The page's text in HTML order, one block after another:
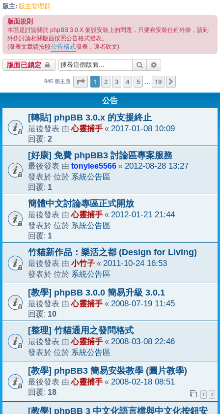
版主: 版主管理群
版面規則
本區是討論關於 phpBB 3.0.X 架設安裝上的問題，只要有安裝任何外掛，請到
外掛討論相關版面按照公告格式發表。
(發表文章請按照公告格式發表，違者砍文)
版面已鎖定 搜尋
946 個主題 第1 頁 (共 19頁)
1 2 3 4 5 … 19
公告
[轉貼] phpBB 3.0.x 的支援終止
最後發表 由心靈捕手 « 2017-01-08 10:09
回覆: 2
[好康] 免費 phpBB3 討論區專案服務
最後發表 由 tonylee5566 « 2012-08-28 13:27
發表於 位於 系統公告區
回覆: 1
簡體中文討論專區正式開放
最後發表 由心靈捕手 « 2012-01-21 21:44
發表於 位於 系統公告區
回覆: 1
竹貓新作品：樂活之都 (Design for Living)
最後發表 由 小竹子 « 2011-10-24 16:53
發表於 位於 系統公告區
[教學] phpBB 3.0.0 簡易升級 3.0.1
最後發表 由心靈捕手 « 2008-07-19 11:45
回覆: 10
[整理] 竹貓通用之發問格式
最後發表 由心靈捕手 « 2008-03-08 22:46
發表於 位於 系統公告區
[教學] phpBB3 簡易安裝教學 (圖片教學)
最後發表 由心靈捕手 « 2008-02-18 08:51
回覆: 18 1 2
[教學] phpBB 3 中文化語言檔與中文化按鈕安